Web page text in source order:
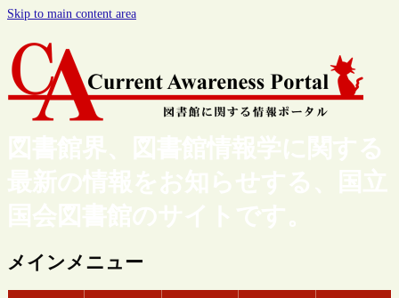
Skip to main content area
図書館界、図書館情報学に関する
最新の情報をお知らせする、国立
国会図書館のサイトです。
メインメニュー